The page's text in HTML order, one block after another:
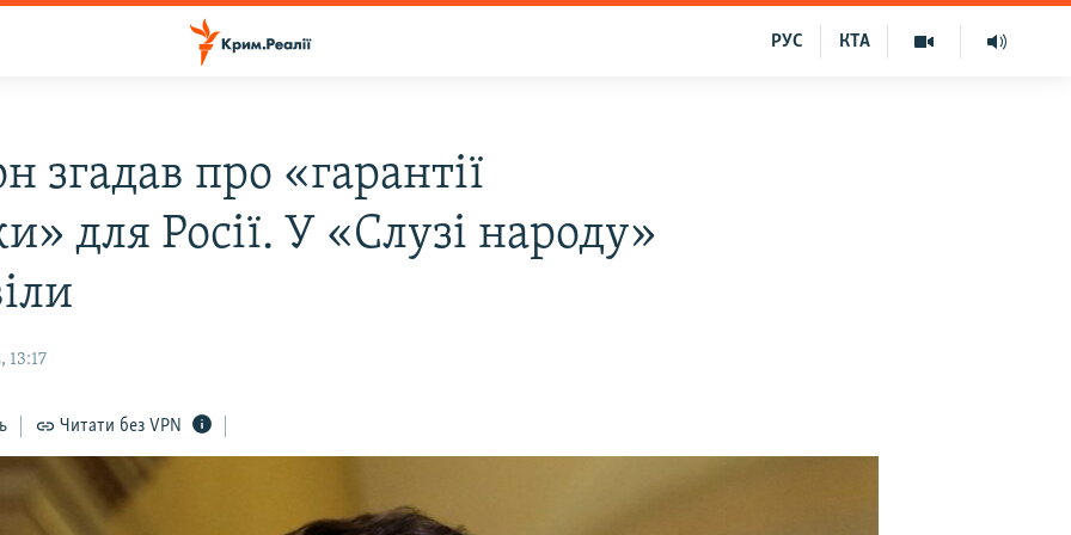
КТА
РУС
згадав про «гарантії
для Росії. У «Слузі народу»
13:17
Читати без VPN